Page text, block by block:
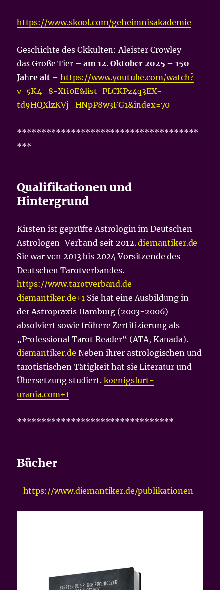
https://www.skool.com/geheimnisakademie
Geschichte des Okkulten: Aleister Crowley –
das Große Tier –am 12. Oktober 2025 – 150
Jahre alt –https://www.youtube.com/watch?
v=5K4_8-Xfi0E&list=PLCKPz4q3EX-
td9HQXlzKVj_HNpP8w3FG1&index=70
*************************************
***
Qualifikationen und
Hintergrund
Kirsten ist geprüfte Astrologin im Deutschen
Astrologen-Verband seit 2012.diemantiker.de
Sie war von 2013 bis 2024 Vorsitzende des
Deutschen Tarotverbandes.
https://www.tarotverband.de –
diemantiker.de+1 Sie hat eine Ausbildung in
der Astropraxis Hamburg (2003-2006)
absolviert sowie frühere Zertifizierung als
„Professional Tarot Reader“ (ATA, Kanada).
diemantiker.de Neben ihrer astrologischen und
tarotistischen Tätigkeit hat sie Literatur und
Übersetzung studiert.koenigsfurt-
urania.com+1
********************************
Bücher
–https://www.diemantiker.de/publikationen